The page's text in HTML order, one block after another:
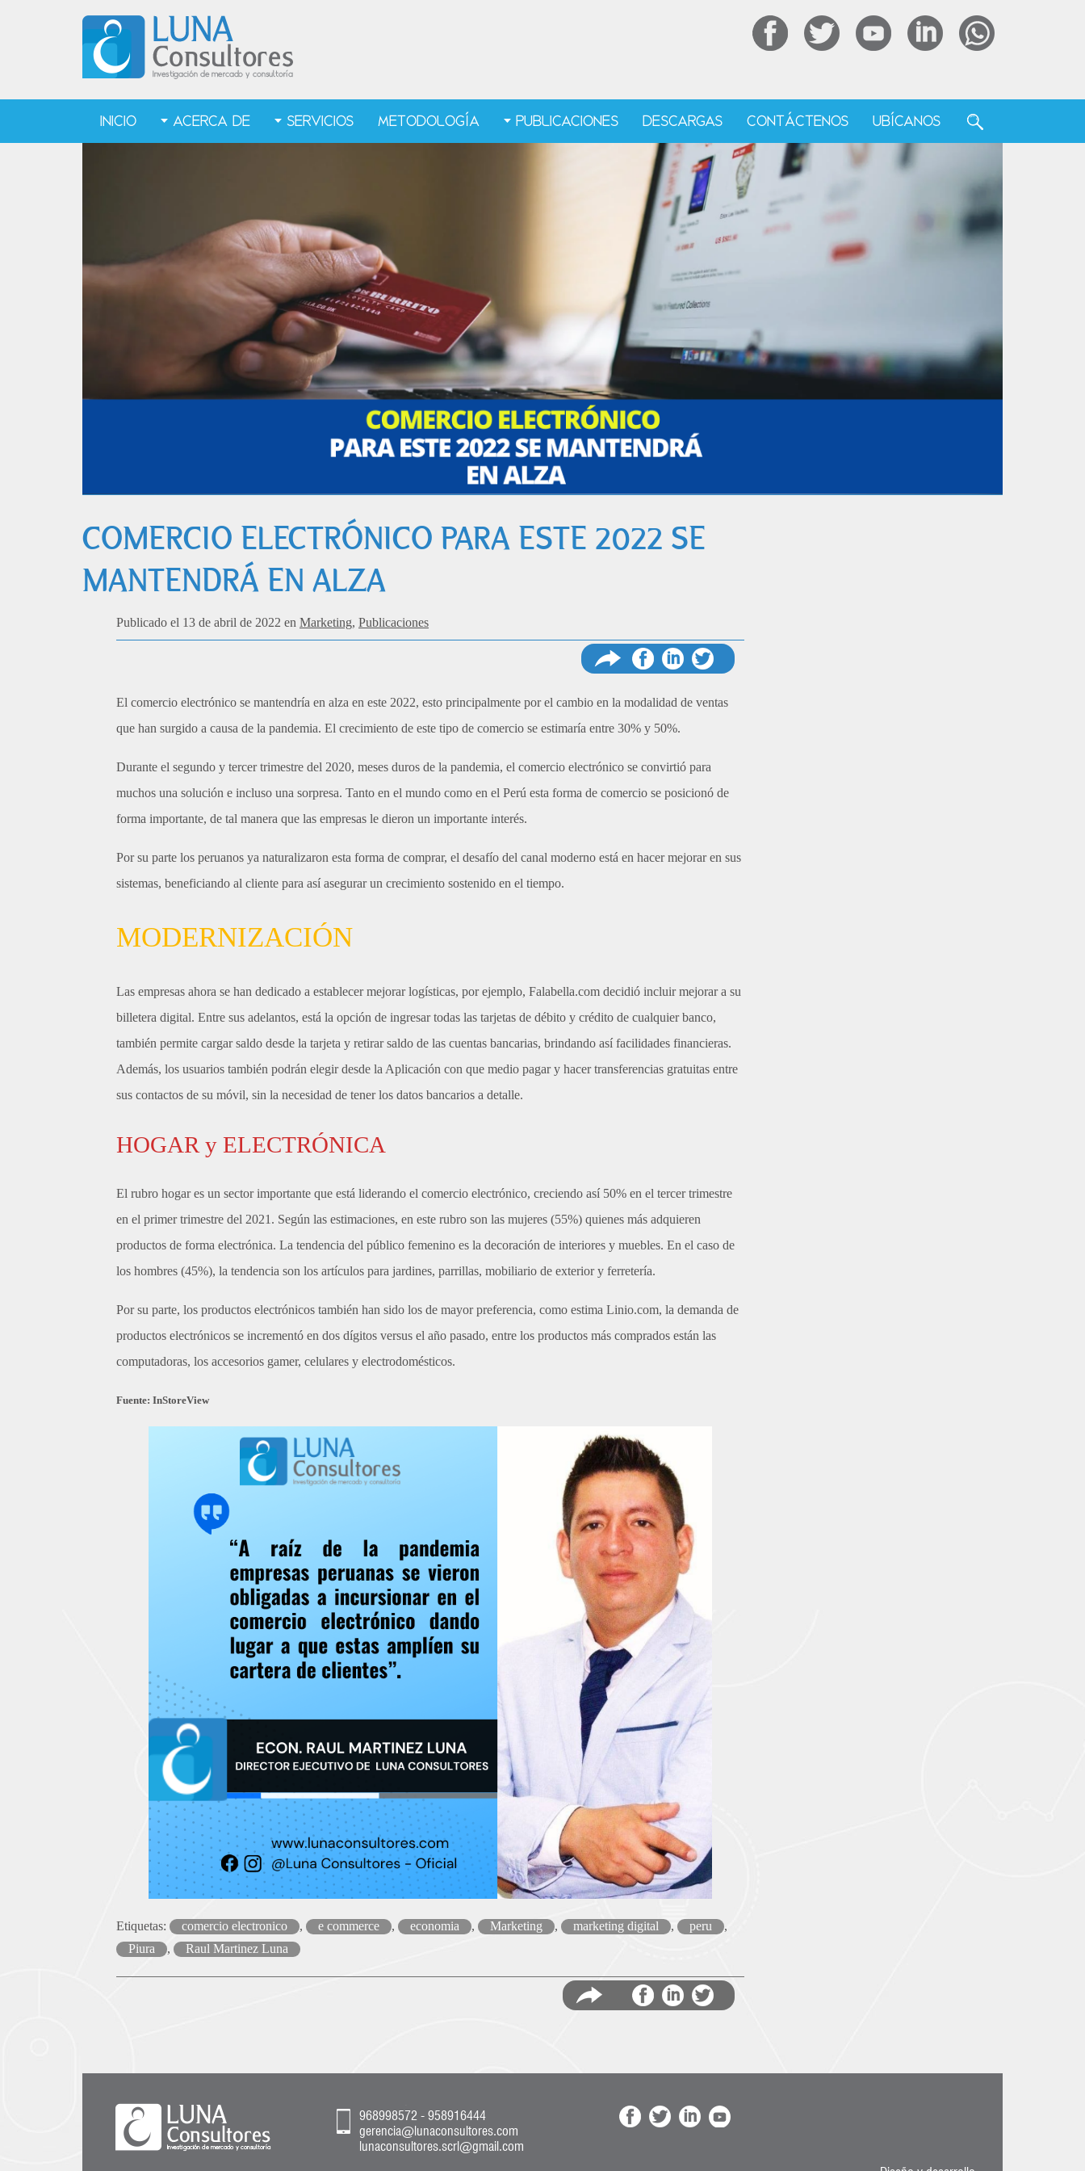
INICIO ACERCA DE SERVICIOS METODOLOGÍA PUBLICACIONES DESCARGAS CONTÁCTENOS UBÍCANOS
COMERCIO ELECTRÓNICO PARA ESTE 2022 SE
MANTENDRÁ EN ALZA
Publicado el 13 de abril de 2022 en Marketing, Publicaciones
en en en
El comercio electrónico se mantendría en alza en este 2022, esto principalmente por el cambio en la modalidad de ventas
que han surgido a causa de la pandemia. El crecimiento de este tipo de comercio se estimaría entre 30% y 50%.
Durante el segundo y tercer trimestre del 2020, meses duros de la pandemia, el comercio electrónico se convirtió para
muchos una solución e incluso una sorpresa. Tanto en el mundo como en el Perú esta forma de comercio se posicionó de
forma importante, de tal manera que las empresas le dieron un importante interés.
Por su parte los peruanos ya naturalizaron esta forma de comprar, el desafío del canal moderno está en hacer mejorar en sus
sistemas, beneficiando al cliente para así asegurar un crecimiento sostenido en el tiempo.
MODERNIZACIÓN
Las empresas ahora se han dedicado a establecer mejorar logísticas, por ejemplo, Falabella.com decidió incluir mejorar a su
billetera digital. Entre sus adelantos, está la opción de ingresar todas las tarjetas de débito y crédito de cualquier banco,
también permite cargar saldo desde la tarjeta y retirar saldo de las cuentas bancarias, brindando así facilidades financieras.
Además, los usuarios también podrán elegir desde la Aplicación con que medio pagar y hacer transferencias gratuitas entre
sus contactos de su móvil, sin la necesidad de tener los datos bancarios a detalle.
HOGAR y ELECTRÓNICA
El rubro hogar es un sector importante que está liderando el comercio electrónico, creciendo así 50% en el tercer trimestre
en el primer trimestre del 2021. Según las estimaciones, en este rubro son las mujeres (55%) quienes más adquieren
productos de forma electrónica. La tendencia del público femenino es la decoración de interiores y muebles. En el caso de
los hombres (45%), la tendencia son los artículos para jardines, parrillas, mobiliario de exterior y ferretería.
Por su parte, los productos electrónicos también han sido los de mayor preferencia, como estima Linio.com, la demanda de
productos electrónicos se incrementó en dos dígitos versus el año pasado, entre los productos más comprados están las
computadoras, los accesorios gamer, celulares y electrodomésticos.
Fuente: InStoreView
Etiquetas: comercio electronico , e commerce , economia , Marketing , marketing digital , peru
,
Piura
, Raul Martinez Luna
en en en
968998572 - 958916444
gerencia@lunaconsultores.com
lunaconsultores.scrl@gmail.com